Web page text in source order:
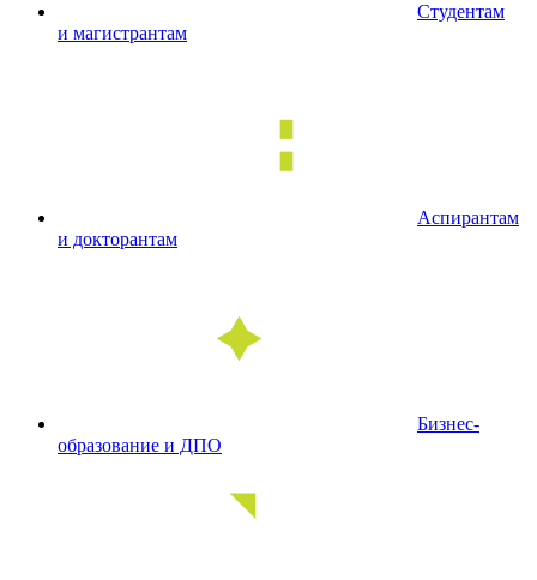
Студентам
и магистрантам
Аспирантам
и докторантам
Бизнес-
образование и ДПО